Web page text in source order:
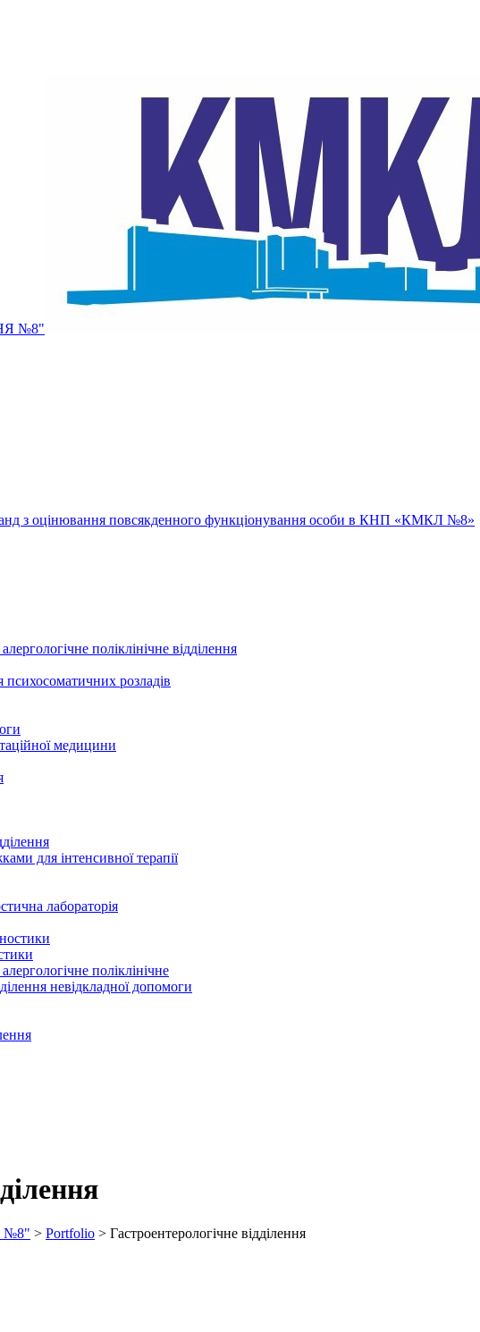
з оцінювання повсякденного функціонування особи в КНП «КМКЛ №8»
поліклінічне відділення
психосоматичних розладів
медицини
для інтенсивної терапії
лабораторія
поліклінічне
невідкладної допомоги
№8" > Portfolio > Гастроентерологічне відділення